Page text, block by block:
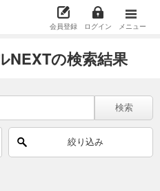
会員登録 ログイン メニュー
NEXTの検索結果
検索
絞り込み